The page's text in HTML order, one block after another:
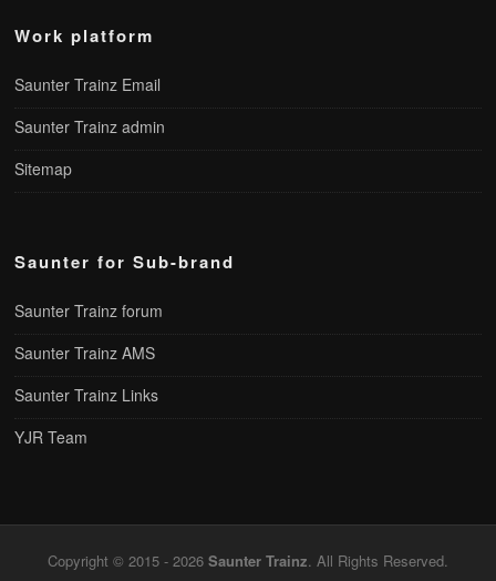
Work platform
Saunter Trainz Email
Saunter Trainz admin
Sitemap
Saunter for Sub-brand
Saunter Trainz forum
Saunter Trainz AMS
Saunter Trainz Links
YJR Team
Copyright © 2015 - 2026 Saunter Trainz. All Rights Reserved.